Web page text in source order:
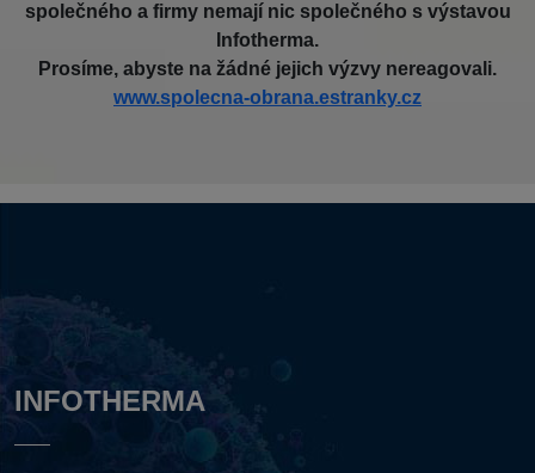
společného a firmy nemají nic společného s výstavou
Infotherma.
Prosíme, abyste na žádné jejich výzvy nereagovali.
www.spolecna-obrana.estranky.cz
INFOTHERMA